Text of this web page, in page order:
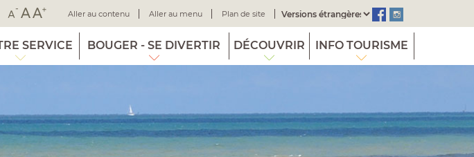
Aller au contenu Aller au menu Plan de site
Powered by
Translate
SERVICE BOUGER - SE DIVERTIR DÉCOUVRIR INFO TOURISME